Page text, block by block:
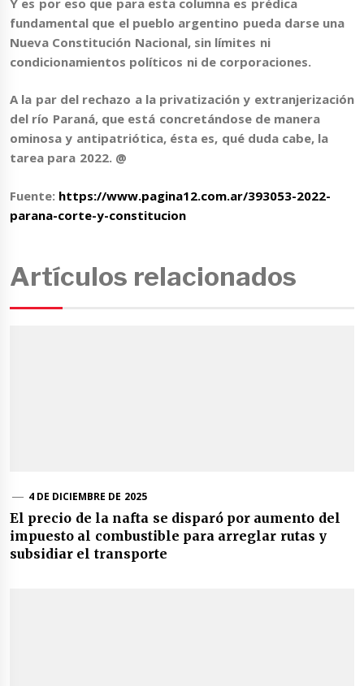
fundamental que el pueblo argentino pueda darse una
Nueva Constitución Nacional, sin límites ni
condicionamientos políticos ni de corporaciones.
A la par del rechazo a la privatización y extranjerización
del río Paraná, que está concretándose de manera
ominosa y antipatriótica, ésta es, qué duda cabe, la
tarea para 2022. @
Fuente: https://www.pagina12.com.ar/393053-2022-
parana-corte-y-constitucion
Artículos relacionados
4 DE DICIEMBRE DE 2025
El precio de la nafta se disparó por aumento del
impuesto al combustible para arreglar rutas y
subsidiar el transporte